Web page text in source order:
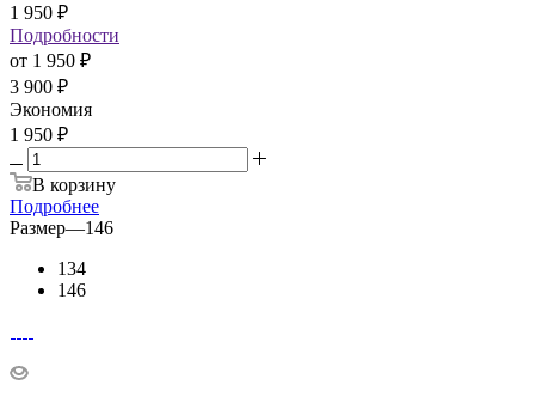
1 950 ₽
Подробности
от 1 950 ₽
3 900 ₽
Экономия
1 950 ₽
В корзину
Подробнее
Размер—146
134
146